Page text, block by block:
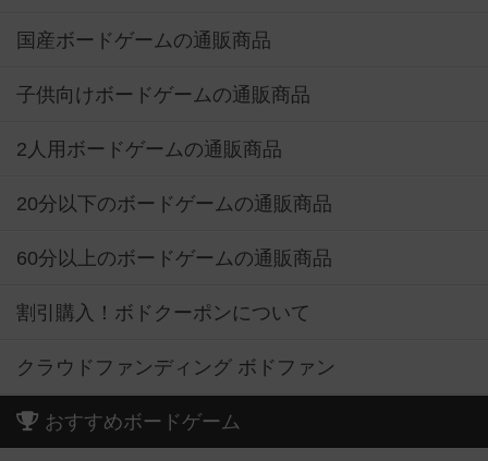
国産ボードゲームの通販商品
子供向けボードゲームの通販商品
2人用ボードゲームの通販商品
20分以下のボードゲームの通販商品
60分以上のボードゲームの通販商品
割引購入！ボドクーポンについて
クラウドファンディング ボドファン
おすすめボードゲーム